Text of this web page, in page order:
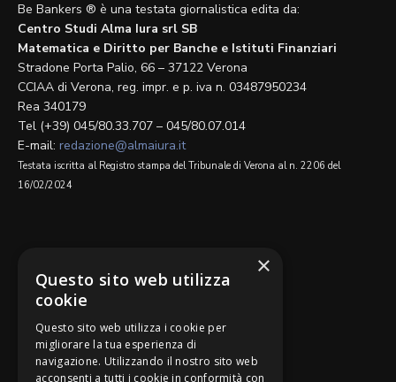
Be Bankers ® è una testata giornalistica edita da:
Centro Studi Alma Iura srl SB
Matematica e Diritto per Banche e Istituti Finanziari
Stradone Porta Palio, 66 – 37122 Verona
CCIAA di Verona, reg. impr. e p. iva n. 03487950234
Rea 340179
Tel (+39) 045/80.33.707 – 045/80.07.014
E-mail: redazione@almaiura.it
Testata iscritta al Registro stampa del Tribunale di Verona al n. 2206 del
16/02/2024
Be Bankers è ideato da
×
Questo sito web utilizza
cookie
Questo sito web utilizza i cookie per
migliorare la tua esperienza di
navigazione. Utilizzando il nostro sito web
acconsenti a tutti i cookie in conformità con